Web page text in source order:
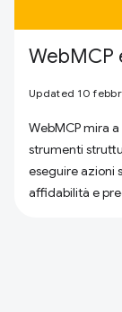
WebMCP
Updated 10
WebMCP mira
strumenti
eseguire azioni
affidabilità e